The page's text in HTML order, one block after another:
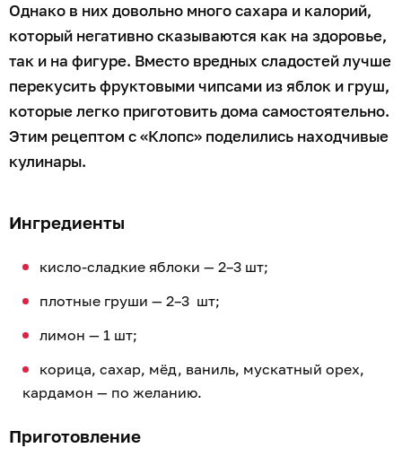
Однако в них довольно много сахара и калорий,
который негативно сказываются как на здоровье,
так и на фигуре. Вместо вредных сладостей лучше
перекусить фруктовыми чипсами из яблок и груш,
которые легко приготовить дома самостоятельно.
Этим рецептом с «Клопс» поделились находчивые
кулинары.
Ингредиенты
кисло-сладкие яблоки — 2–3 шт;
плотные груши — 2–3 шт;
лимон — 1 шт;
корица, сахар, мёд, ваниль, мускатный орех,
кардамон — по желанию.
Приготовление